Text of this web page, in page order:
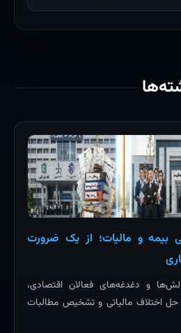
بیمه و مالیات؛ از یک ضرورت
و دغدغه‌های فعالان اقتصادی،
حل اختلاف مالیاتی و تشخیص مطالبات